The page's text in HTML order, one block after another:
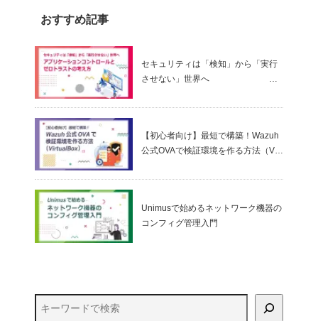
おすすめ記事
セキュリティは「検知」から「実行
させない」世界へ
ゼロトラストの考え方
【初心者向け】最短で構築！Wazuh
公式OVAで検証環境を作る方法（Virt
Unimusで始めるネットワーク機器の
コンフィグ管理入門